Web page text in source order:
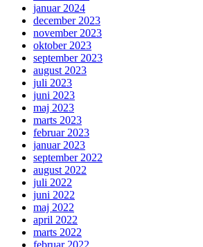
januar 2024
december 2023
november 2023
oktober 2023
september 2023
august 2023
juli 2023
juni 2023
maj 2023
marts 2023
februar 2023
januar 2023
september 2022
august 2022
juli 2022
juni 2022
maj 2022
april 2022
marts 2022
februar 2022